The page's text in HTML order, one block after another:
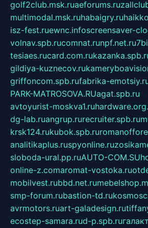
golf2club.msk.ruaeforums.ru
multimodal.msk.ruhabaigry.ru
isz-fest.ruewnc.infoscreensaver-
volnav.spb.rucomnat.runpf.net.ru
tesiaes.rucard.com.ru
gildiya-kuznecov.ru
griffoncom.spb.rufabrika-
PARK-MATROSOVA.RUagat.spb.ru
avtoyurist-moskva1.ru
dg-lab.ruangrup.rurecruiter.spb.ru
krsk124.rukubok.spb.ru
analitikaplus.ruspyonline.ru
sloboda-ural.pp.ruAUTO-COM.SU
online-z.comaromat-vostoka.ru
mobilvest.rubbd.net.ru
smp-forum.rubastion-td.ru
avrmotors.ruart-galadesign.ru
ecostep-samara.rud-p.spb.ru